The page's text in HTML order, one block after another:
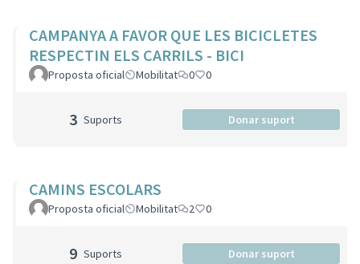
CAMPANYA A FAVOR QUE LES BICICLETES
RESPECTIN ELS CARRILS - BICI
Proposta oficial Mobilitat 0 0
3 Suports Donar suport
CAMINS ESCOLARS
Proposta oficial Mobilitat 2 0
9 Suports Donar suport